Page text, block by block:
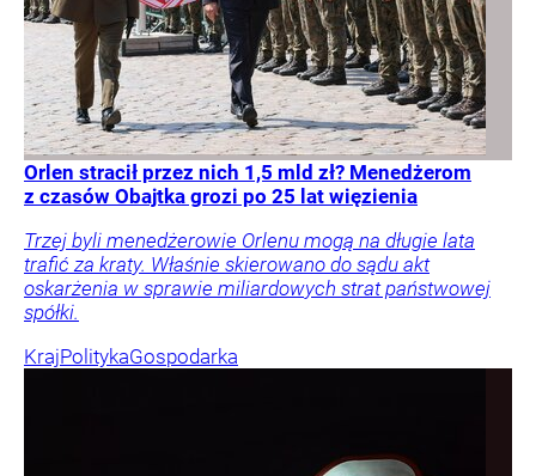
Orlen stracił przez nich 1,5 mld zł? Menedżerom
z czasów Obajtka grozi po 25 lat więzienia
Trzej byli menedżerowie Orlenu mogą na długie lata
trafić za kraty. Właśnie skierowano do sądu akt
oskarżenia w sprawie miliardowych strat państwowej
spółki.
KrajPolitykaGospodarka